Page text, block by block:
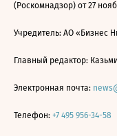
(Роскомнадзор) от 27
Учредитель: АО «Бизнес
Главный редактор:
Электронная почта:
Телефон: +7 495 956-34-58